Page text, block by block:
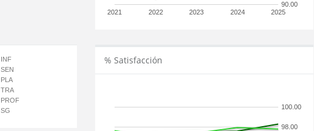
2021 2022 2023 2024 2025
90.00
INF
SEN
PLA
TRA
PROF
SG
% Satisfacción
98.00
100.00